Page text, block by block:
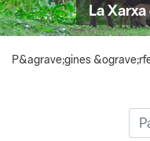
La
P&agrave;gines